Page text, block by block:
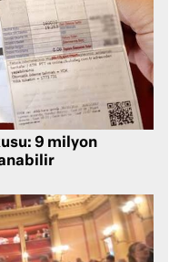
9 milyon